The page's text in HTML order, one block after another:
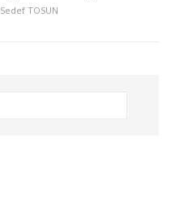
Sedef TOSUN